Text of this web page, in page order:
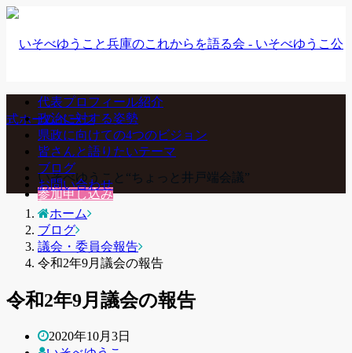
いそべゆうこと“ちょっと井戸端会議”
参加申し込み
代表プロフィール紹介
政治に対する姿勢
県政に向けての4つのビジョン
皆さんと語りたいテーマ
ブログ
お問い合わせ
ホーム
ブログ
議会・委員会報告
令和2年9月議会の報告
令和2年9月議会の報告
2020年10月3日